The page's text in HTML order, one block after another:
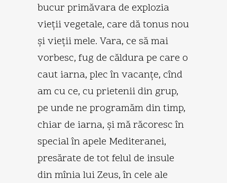
bucur primăvara de explozia
vieţii vegetale, care dă tonus nou
şi vieţii mele. Vara, ce să mai
vorbesc, fug de căldura pe care o
caut iarna, plec în vacanţe, cînd
am cu ce, cu prietenii din grup,
pe unde ne programăm din timp,
chiar de iarna, şi mă răcoresc în
special în apele Mediteranei,
presărate de tot felul de insule
din mînia lui Zeus, în cele ale